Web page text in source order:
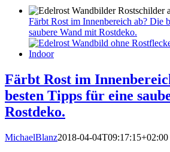
Färbt Rost im Innenbereich ab? Die
saubere Wand mit Rostdeko.
Färbt Rost im
besten Tipps für eine
Rostdeko.
MichaelBlanz2018-04-04T09:17:15+02:00